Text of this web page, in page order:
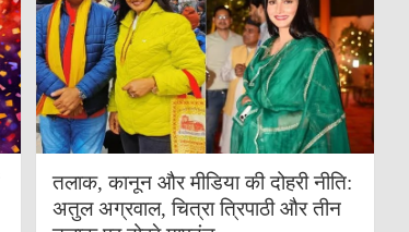
तलाक, कानून और मीडिया की दोहरी नीति:
अतुल अग्रवाल, चित्रा त्रिपाठी और तीन